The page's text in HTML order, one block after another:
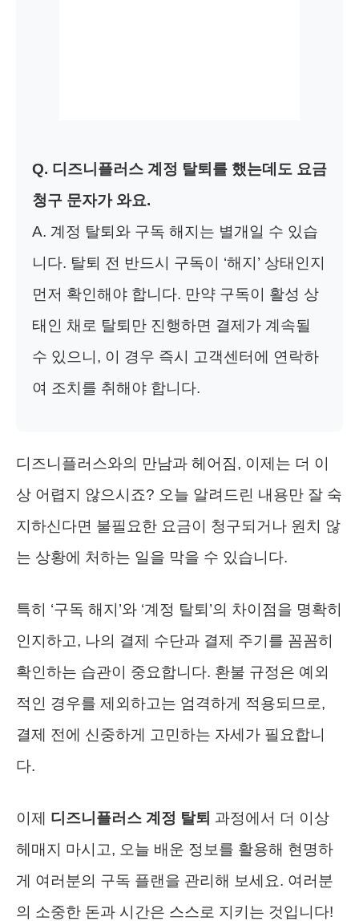
Q. 디즈니플러스 계정 탈퇴를 했는데도 요금
청구 문자가 와요.
A. 계정 탈퇴와 구독 해지는 별개일 수 있습
니다. 탈퇴 전 반드시 구독이 ‘해지’ 상태인지
먼저 확인해야 합니다. 만약 구독이 활성 상
태인 채로 탈퇴만 진행하면 결제가 계속될
수 있으니, 이 경우 즉시 고객센터에 연락하
여 조치를 취해야 합니다.
디즈니플러스와의 만남과 헤어짐, 이제는 더 이
상 어렵지 않으시죠? 오늘 알려드린 내용만 잘 숙
지하신다면 불필요한 요금이 청구되거나 원치 않
는 상황에 처하는 일을 막을 수 있습니다.
특히 ‘구독 해지’와 ‘계정 탈퇴’의 차이점을 명확히
인지하고, 나의 결제 수단과 결제 주기를 꼼꼼히
확인하는 습관이 중요합니다. 환불 규정은 예외
적인 경우를 제외하고는 엄격하게 적용되므로,
결제 전에 신중하게 고민하는 자세가 필요합니
다.
이제 디즈니플러스 계정 탈퇴 과정에서 더 이상
헤매지 마시고, 오늘 배운 정보를 활용해 현명하
게 여러분의 구독 플랜을 관리해 보세요. 여러분
의 소중한 돈과 시간은 스스로 지키는 것입니다!